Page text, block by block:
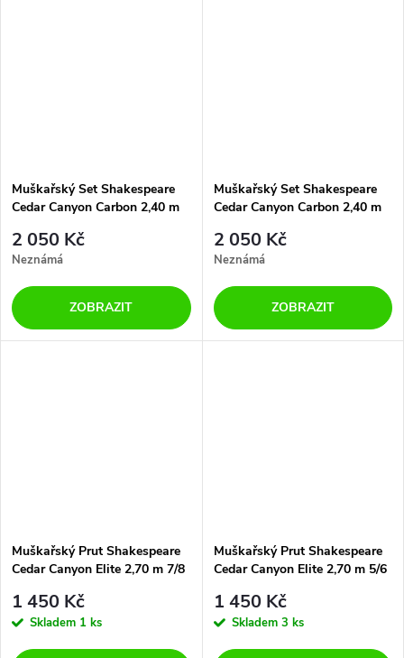
Muškařský Set Shakespeare
Cedar Canyon Carbon 2,40 m
2 050 Kč
Neznámá
ZOBRAZIT
Muškařský Set Shakespeare
Cedar Canyon Carbon 2,40 m
2 050 Kč
Neznámá
ZOBRAZIT
Muškařský Prut Shakespeare
Cedar Canyon Elite 2,70 m 7/8
1 450 Kč
Skladem 1 ks
Muškařský Prut Shakespeare
Cedar Canyon Elite 2,70 m 5/6
1 450 Kč
Skladem 3 ks